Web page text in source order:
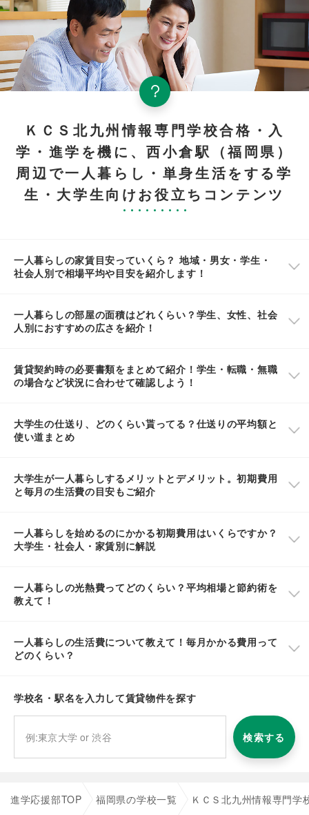
ＫＣＳ北九州情報専門学校合格・入
学・進学を機に、西小倉駅（福岡県）
周辺で一人暮らし・単身生活をする学
生・大学生向けお役立ちコンテンツ
一人暮らしの家賃目安っていくら？ 地域・男女・学生・
社会人別で相場平均や目安を紹介します！
一人暮らしの部屋の面積はどれくらい？学生、女性、社会
人別におすすめの広さを紹介！
賃貸契約時の必要書類をまとめて紹介！学生・転職・無職
の場合など状況に合わせて確認しよう！
大学生の仕送り、どのくらい貰ってる？仕送りの平均額と
使い道まとめ
大学生が一人暮らしするメリットとデメリット。初期費用
と毎月の生活費の目安もご紹介
一人暮らしを始めるのにかかる初期費用はいくらですか？
大学生・社会人・家賃別に解説
一人暮らしの光熱費ってどのくらい？平均相場と節約術を
教えて！
一人暮らしの生活費について教えて！毎月かかる費用って
どのくらい？
学校名・駅名を入力して賃貸物件を探す
検索する
進学応援部TOP 福岡県の学校一覧 ＫＣＳ北九州情報専門学